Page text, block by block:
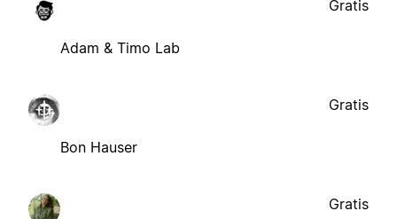
Adam & Timo Lab
Gratis
Bon Hauser
Gratis
Gratis